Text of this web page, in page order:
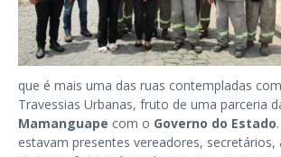
que é mais uma das ruas contempladas
Travessias Urbanas, fruto de uma parceria
Mamanguape com o Governo do Estado
estavam presentes vereadores, secretários,